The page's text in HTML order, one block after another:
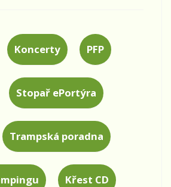
Koncerty PFP
Stopař ePortýra
Trampská poradna
Křest CD